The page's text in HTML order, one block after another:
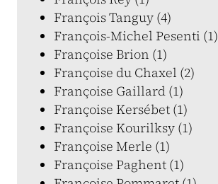
François Tanguy (4)
François-Michel Pesenti (1)
Françoise Brion (1)
Françoise du Chaxel (2)
Françoise Gaillard (1)
Françoise Kersébet (1)
Françoise Kourilksy (1)
Françoise Merle (1)
Françoise Paghent (1)